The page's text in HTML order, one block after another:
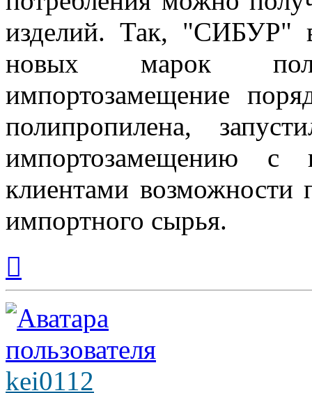
изделий. Так, "СИБУР"
новых марок
импортозамещение
полипропилена,
импортозамещению с
клиентами возможности
импортного сырья.
началу
kei0112